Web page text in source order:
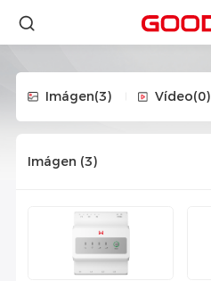
Imágen(3) Vídeo(0)
Imágen (3)